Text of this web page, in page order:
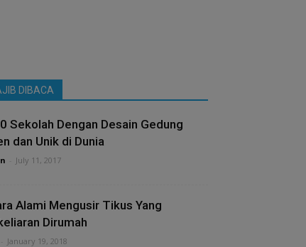
DIBACA
Sekolah Dengan Desain Gedung
dan Unik di Dunia
July 11, 2017
Alami Mengusir Tikus Yang
Dirumah
January 19, 2018